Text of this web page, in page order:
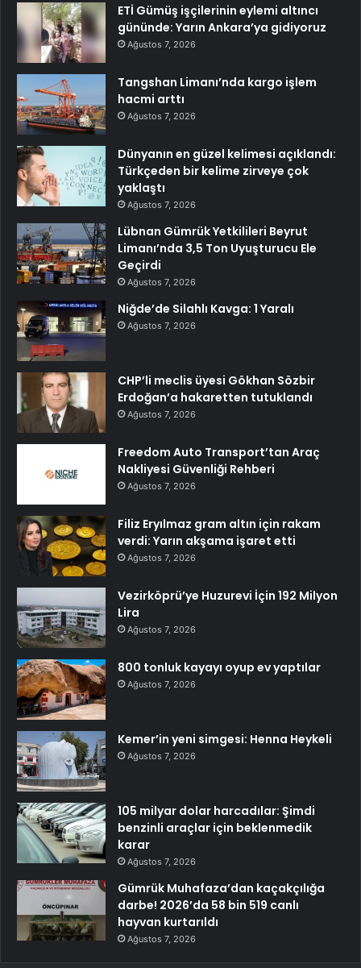
ETİ Gümüş işçilerinin eylemi altıncı
gününde: Yarın Ankara’ya gidiyoruz
Ağustos 7, 2026
Tangshan Limanı’nda kargo işlem
hacmi arttı
Ağustos 7, 2026
Dünyanın en güzel kelimesi açıklandı:
Türkçeden bir kelime zirveye çok
yaklaştı
Ağustos 7, 2026
Lübnan Gümrük Yetkilileri Beyrut
Limanı’nda 3,5 Ton Uyuşturucu Ele
Geçirdi
Ağustos 7, 2026
Niğde’de Silahlı Kavga: 1 Yaralı
Ağustos 7, 2026
CHP’li meclis üyesi Gökhan Sözbir
Erdoğan’a hakaretten tutuklandı
Ağustos 7, 2026
Freedom Auto Transport’tan Araç
Nakliyesi Güvenliği Rehberi
Ağustos 7, 2026
Filiz Eryılmaz gram altın için rakam
verdi: Yarın akşama işaret etti
Ağustos 7, 2026
Vezirköprü’ye Huzurevi İçin 192 Milyon
Lira
Ağustos 7, 2026
800 tonluk kayayı oyup ev yaptılar
Ağustos 7, 2026
Kemer’in yeni simgesi: Henna Heykeli
Ağustos 7, 2026
105 milyar dolar harcadılar: Şimdi
benzinli araçlar için beklenmedik
karar
Ağustos 7, 2026
Gümrük Muhafaza’dan kaçakçılığa
darbe! 2026’da 58 bin 519 canlı
hayvan kurtarıldı
Ağustos 7, 2026